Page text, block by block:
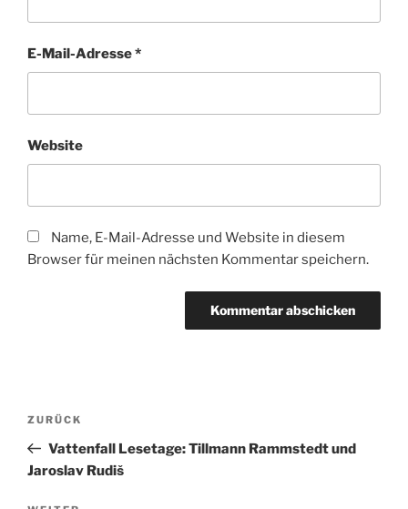
E-Mail-Adresse*
Website
Name, E-Mail-Adresse und Website in diesem
Browser für meinen nächsten Kommentar speichern.
Beitragsnavigation
Vorheriger
Beitrag
ZURÜCK
Vattenfall Lesetage: Tillmann Rammstedt und
Jaroslav Rudiš